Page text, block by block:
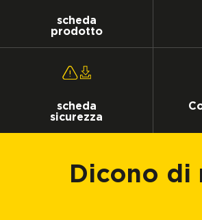
scheda
prodotto
scheda
sicurezza
Dicono di